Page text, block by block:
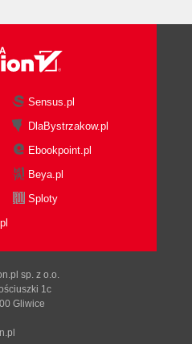
Sensus.pl
DlaBystrzakow.pl
Ebookpoint.pl
Beya.pl
Sploty
sp. z o.o.
1c
Gliwice